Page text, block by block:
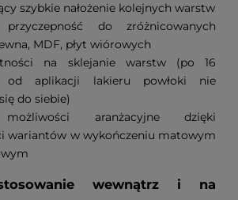
szybkie nałożenie kolejnych warstw
przyczepność do zróżnicowanych
MDF, płyt wiórowych
na sklejanie warstw (po 16
od aplikacji lakieru powłoki nie
do siebie)
aranżacyjne dzięki
wariantów w wykończeniu matowym
wewnątrz i na